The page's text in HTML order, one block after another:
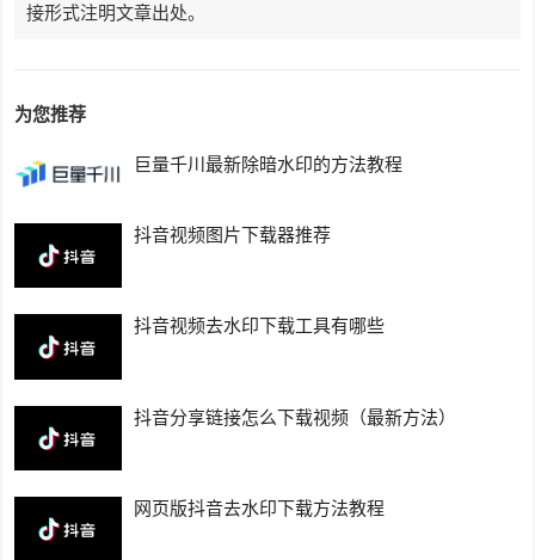
接形式注明文章出处。
为您推荐
巨量千川最新除暗水印的方法教程
抖音视频图片下载器推荐
抖音视频去水印下载工具有哪些
抖音分享链接怎么下载视频（最新方法）
网页版抖音去水印下载方法教程